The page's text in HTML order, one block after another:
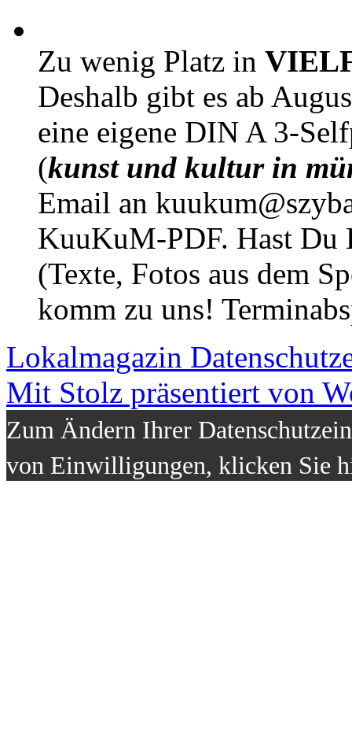
Zu wenig Platz in
Deshalb gibt es ab
eine eigene DIN A 3-
(kunst und kultur in
Email an
KuuKuM-PDF. Hast Du
(Texte, Fotos aus dem
komm zu uns!
Lokalmagazin
Mit Stolz präsentiert von
Zum Ändern Ihrer
von Einwilligungen, klicken Sie